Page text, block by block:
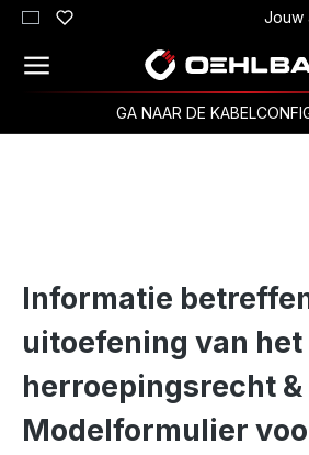
Ga naar de hoofdinhoud Jouw
GA NAAR DE
Informatie
uitoefening van het
herroepingsrecht &
Modelformulier